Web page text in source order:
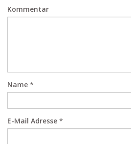
Kommentar
Name *
E-Mail Adresse *